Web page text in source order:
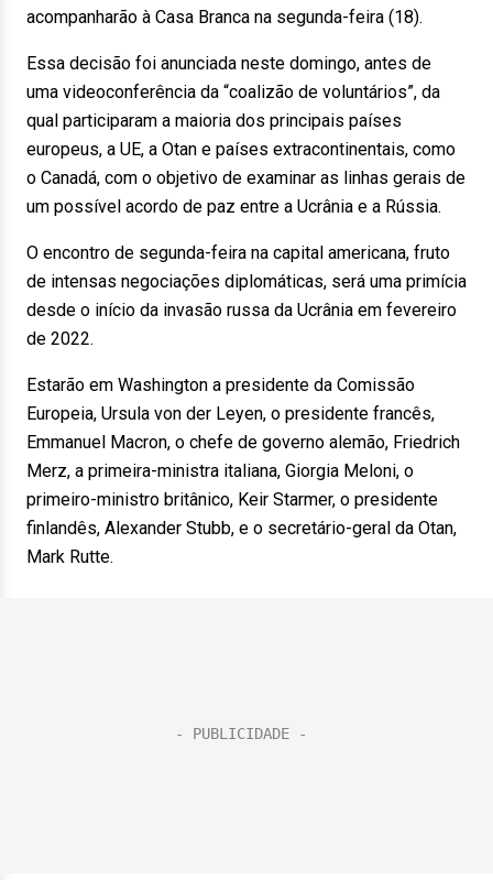
acompanharão à Casa Branca na segunda-feira (18).
Essa decisão foi anunciada neste domingo, antes de
uma videoconferência da “coalizão de voluntários”, da
qual participaram a maioria dos principais países
europeus, a UE, a Otan e países extracontinentais, como
o Canadá, com o objetivo de examinar as linhas gerais de
um possível acordo de paz entre a Ucrânia e a Rússia.
O encontro de segunda-feira na capital americana, fruto
de intensas negociações diplomáticas, será uma primícia
desde o início da invasão russa da Ucrânia em fevereiro
de 2022.
Estarão em Washington a presidente da Comissão
Europeia, Ursula von der Leyen, o presidente francês,
Emmanuel Macron, o chefe de governo alemão, Friedrich
Merz, a primeira-ministra italiana, Giorgia Meloni, o
primeiro-ministro britânico, Keir Starmer, o presidente
finlandês, Alexander Stubb, e o secretário-geral da Otan,
Mark Rutte.